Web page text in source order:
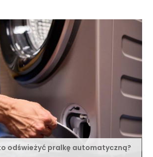
odświeżyć pralkę automatyczną?